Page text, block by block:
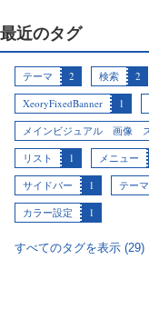
最近のタグ
テーマ 2 検索 2
XeoryFixedBanner
1
メインビジュアル 画像
リスト
1 メニュー
サイドバー
1 テー
カラー設定
1
すべてのタグを表示 (29)